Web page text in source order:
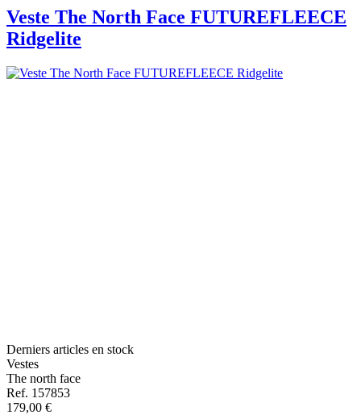
Veste The North Face FUTUREFLEECE
Ridgelite
Derniers articles en stock
Vestes
The north face
Ref. 157853
179,00 €